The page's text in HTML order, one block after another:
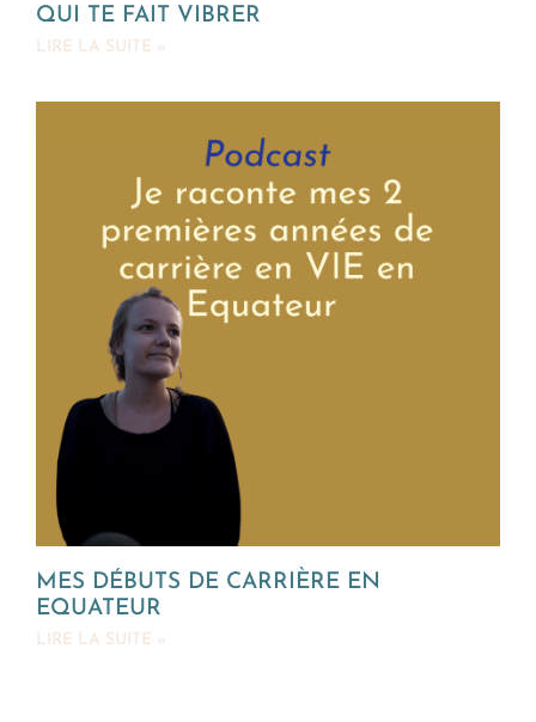
QUI TE FAIT VIBRER
LIRE LA SUITE »
MES DÉBUTS DE CARRIÈRE EN
EQUATEUR
LIRE LA SUITE »